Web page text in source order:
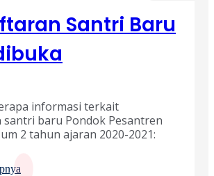
Santri Baru
informasi terkait
baru Pondok Pesantren
2 tahun ajaran 2020-2021: